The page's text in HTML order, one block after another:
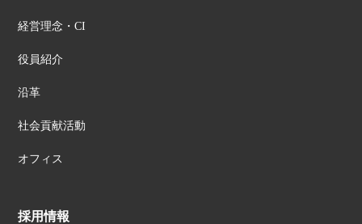
経営理念・CI
役員紹介
沿革
社会貢献活動
オフィス
採用情報